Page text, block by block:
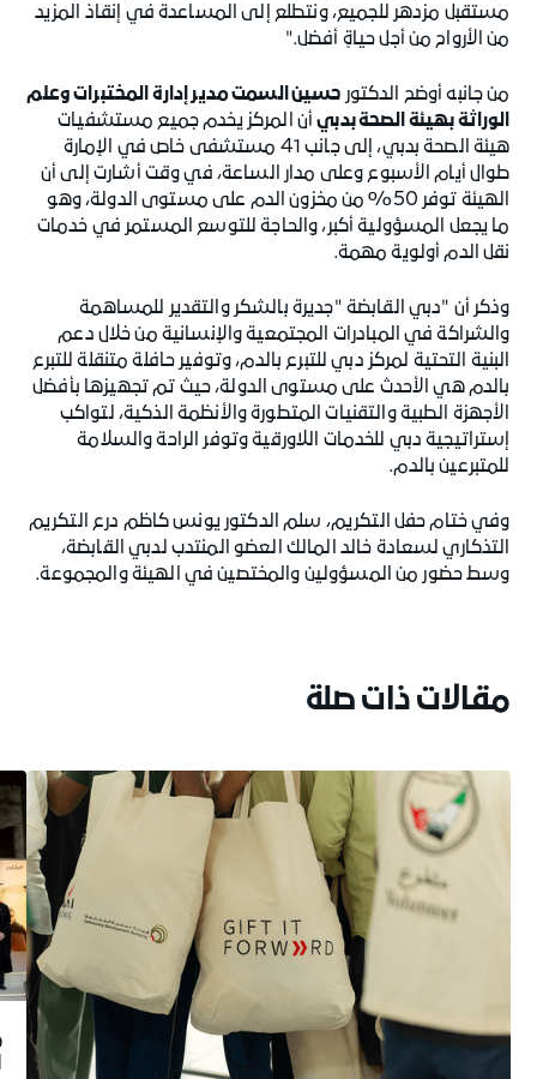
مستقبل مزدهر للجميع، ونتطلع إلى المساعدة في إنقاذ المزيد
من الأرواح من أجل حياةٍ أفضل."
من جانبه أوضح الدكتور حسين السمت مدير إدارة المختبرات وعلم
الوراثة بهيئة الصحة بدبيأن المركز يخدم جميع مستشفيات
هيئة الصحة بدبي، إلى جانب 41 مستشفى خاص في الإمارة
طوال أيام الأسبوع وعلى مدار الساعة، في وقت أشارت إلى أن
الهيئة توفر 50% من مخزون الدم على مستوى الدولة، وهو
ما يجعل المسؤولية أكبر، والحاجة للتوسع المستمر في خدمات
نقل الدم أولوية مهمة.
وذكر أن "دبي القابضة "جديرة بالشكر والتقدير للمساهمة
والشراكة في المبادرات المجتمعية والإنسانية من خلال دعم
البنية التحتية لمركز دبي للتبرع بالدم، وتوفير حافلة متنقلة للتبرع
بالدم هي الأحدث على مستوى الدولة، حيث تم تجهيزها بأفضل
الأجهزة الطبية والتقنيات المتطورة والأنظمة الذكية، لتواكب
إستراتيجية دبي للخدمات اللاورقية وتوفر الراحة والسلامة
للمتبرعين بالدم.
وفي ختام حفل التكريم، سلم الدكتور يونس كاظم درع التكريم
التذكاري لسعادة خالد المالك العضو المنتدب لدبي القابضة،
وسط حضور من المسؤولين والمختصين في الهيئة والمجموعة.
مقالات ذات صلة